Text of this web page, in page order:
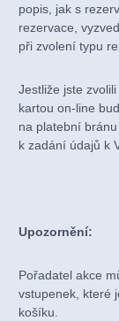
popis, jak s
rezervace,
při zvolení typu
Jestliže jste
kartou on-line
na platební
k zadání údajů k
Upozornění:
Pořadatel akce
vstupenek, které
košíku.